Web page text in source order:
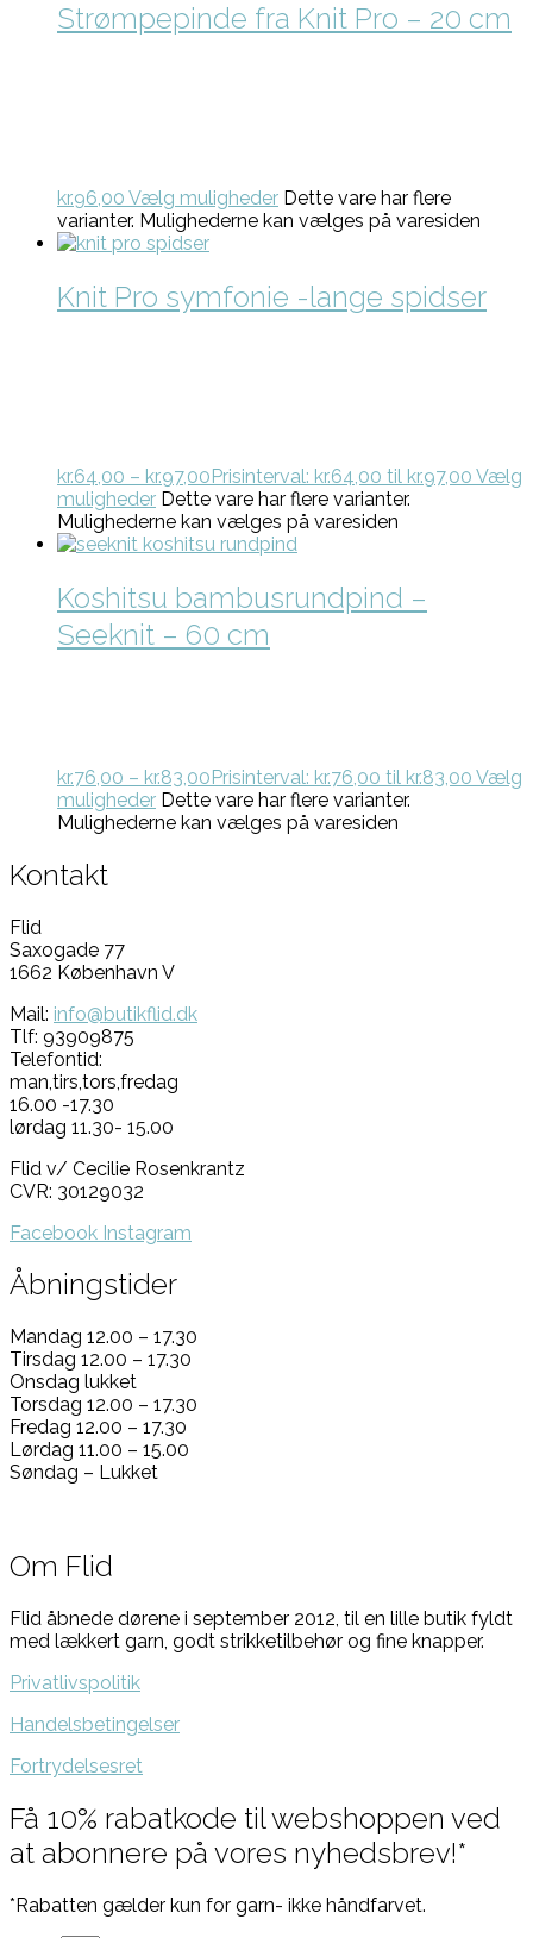
Strømpepinde fra Knit Pro – 20 cm
kr.96,00 Vælg muligheder Dette vare har flere
varianter. Mulighederne kan vælges på varesiden
Knit Pro symfonie -lange spidser
kr.64,00 – kr.97,00Prisinterval: kr.64,00 til kr.97,00 Vælg
muligheder Dette vare har flere varianter.
Mulighederne kan vælges på varesiden
Koshitsu bambusrundpind –
Seeknit – 60 cm
kr.76,00 – kr.83,00Prisinterval: kr.76,00 til kr.83,00 Vælg
muligheder Dette vare har flere varianter.
Mulighederne kan vælges på varesiden
Kontakt
Flid
Saxogade 77
1662 København V
Mail: info@butikflid.dk
Tlf: 93909875
Telefontid:
man,tirs,tors,fredag
16.00 -17.30
lørdag 11.30- 15.00
Flid v/ Cecilie Rosenkrantz
CVR: 30129032
Facebook Instagram
Åbningstider
Mandag 12.00 – 17.30
Tirsdag 12.00 – 17.30
Onsdag lukket
Torsdag 12.00 – 17.30
Fredag 12.00 – 17.30
Lørdag 11.00 – 15.00
Søndag – Lukket
Om Flid
Flid åbnede dørene i september 2012, til en lille butik fyldt
med lækkert garn, godt strikketilbehør og fine knapper.
Privatlivspolitik
Handelsbetingelser
Fortrydelsesret
Få 10% rabatkode til webshoppen ved
at abonnere på vores nyhedsbrev!*
*Rabatten gælder kun for garn- ikke håndfarvet.